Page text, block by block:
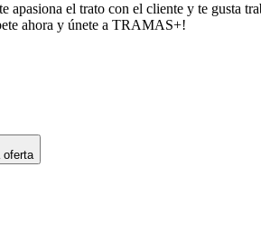
apasiona el trato con el cliente y te gusta
ahora y únete a TRAMAS+!
oferta